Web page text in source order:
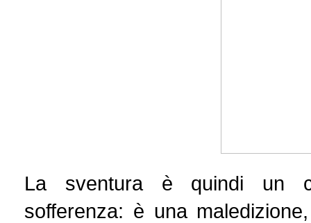
La sventura è quindi un
sofferenza: è una